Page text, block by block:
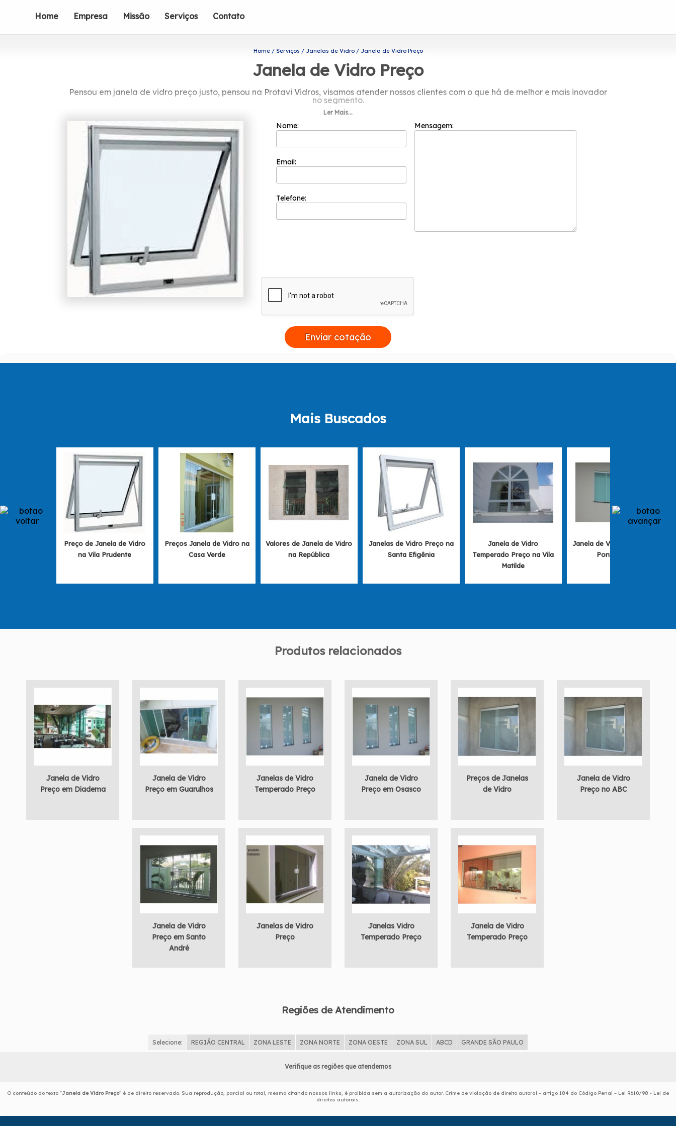
Home Empresa Missão Serviços Contato
Home Serviços Janelas de Vidro Janela de Vidro Preço
Janela de Vidro Preço
Pensou em janela de vidro preço justo, pensou na Protavi Vidros, visamos atender nossos clientes com o que há de melhor e mais inovador
no segmento.
Não perca mais tempo, entre em contato com a nossa qualificada equipe de profissionais e confira nossa seriedade e respeito.
Ler Mais...
Nome:
Email:
Telefone:
Mensagem:
Enviar cotação
Mais Buscados
Preço de Janela de Vidro
na Vila Prudente
Preços Janela de Vidro na
Casa Verde
Valores de Janela de Vidro
na República
Janelas de Vidro Preço na
Santa Efigênia
Janela de Vidro
Temperado Preço na Vila
Matilde
Janela de Vidro valores na
Ponte Rasa
Produtos relacionados
Janela de Vidro
Preço em Diadema
Janela de Vidro
Preço em Guarulhos
Janelas de Vidro
Temperado Preço
Janela de Vidro
Preço em Osasco
Preços de Janelas
de Vidro
Janela de Vidro
Preço no ABC
Janela de Vidro
Preço em Santo
André
Janelas de Vidro
Preço
Janelas Vidro
Temperado Preço
Janela de Vidro
Temperado Preço
Regiões de Atendimento
Selecione: REGIÃO CENTRAL ZONA LESTE ZONA NORTE ZONA OESTE ZONA SUL ABCD GRANDE SÃO PAULO
Verifique as regiões que atendemos
O conteúdo do texto "Janela de Vidro Preço" é de direito reservado. Sua reprodução, parcial ou total, mesmo citando nossos links, é proibida sem a autorização do autor. Crime de violação de direito autoral – artigo 184 do Código Penal – Lei 9610/98 - Lei de
direitos autorais.